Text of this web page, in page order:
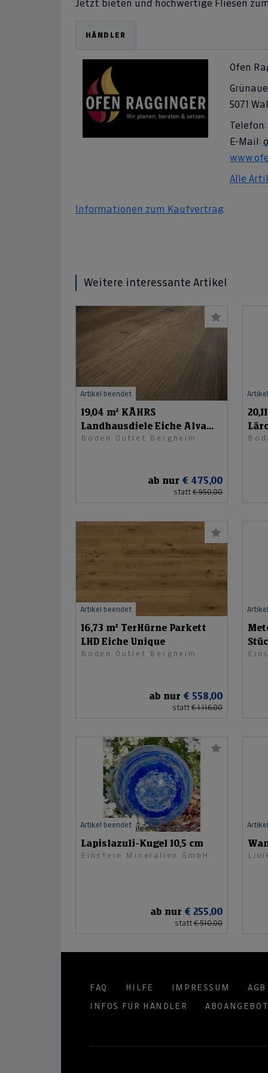
Jetzt bieten und hochwertige Fliesen
HÄNDLER
Ofen
5071
Telefon:
E-Mail:
Alle
Informationen zum Kaufvertrag
Weitere interessante Artikel
19,04 m² KÄHRS
Landhausdiele Eiche Alva
grau
Boden Outlet Bergheim
ab nur € 475,00
statt € 950,00
Artikel beendet
16,73 m² TerHürne Parkett
LHD Eiche Unique
Boden Outlet Bergheim
ab nur € 558,00
statt € 1.116,00
Artikel beendet
Lapislazuli-Kugel 10,5 cm
Einstein Mineralien GmbH
ab nur € 255,00
statt € 510,00
Artikel beendet
FAQ HILFE IMPRESSUM AGB
INFOS FÜR HÄNDLER